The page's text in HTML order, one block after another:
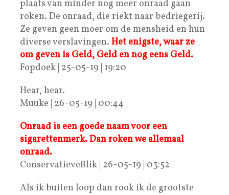
plaats van minder nog meer onraad gaan
roken. De onraad, die riekt naar bedriegerij.
Ze geven geen moer om de mensheid en hun
diverse verslavingen. Het enigste, waar ze
om geven is Geld, Geld en nog eens Geld.
Fopdoek | 25-05-19 | 19:20
Hear, hear.
Muuke | 26-05-19 | 00:44
Onraad is een goede naam voor een
sigarettenmerk. Dan roken we allemaal
onraad.
ConservatieveBlik | 26-05-19 | 03:52
Als ik buiten loop dan rook ik de grootste